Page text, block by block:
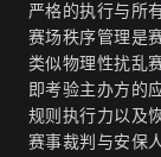
严格的执行与所
赛场秩序管理是
类似物理性扰乱
即考验主办方的
规则执行力以及
赛事裁判与安保